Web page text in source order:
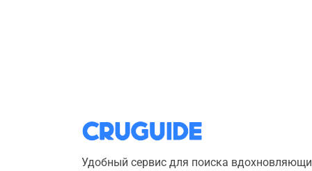
Удобный сервис для поиска